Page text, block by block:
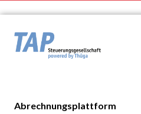
Abrechnungsplattform